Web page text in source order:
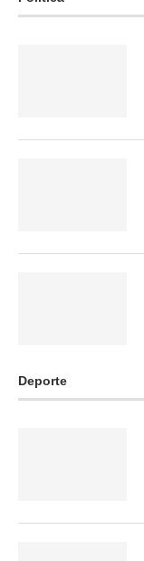
Deporte